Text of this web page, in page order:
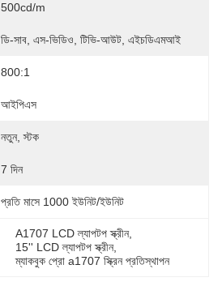
500cd/m
ডি-সাব, এস-ভিডিও, টিভি-আউট, এইচডিএমআই
800:1
আইপিএস
নতুন, স্টক
7 দিন
প্রতি মাসে 1000 ইউনিট/ইউনিট
A1707 LCD ল্যাপটপ স্ক্রীন,
15'' LCD ল্যাপটপ স্ক্রীন,
ম্যাকবুক প্রো a1707 স্ক্রিন প্রতিস্থাপন